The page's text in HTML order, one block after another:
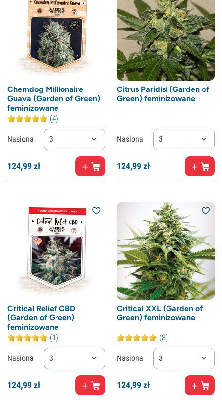
Chemdog Millionaire
Guava (Garden of Green)
feminizowane
(4)
Nasiona 3
124,99zł
Citrus Paridisi (Garden of
Green) feminizowane
Nasiona 3
124,99zł
Critical Relief CBD
(Garden of Green)
feminizowane
(1)
Nasiona 3
124,99zł
Critical XXL (Garden of
Green) feminizowane
(8)
Nasiona 3
124,99zł